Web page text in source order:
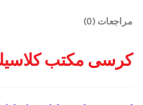
مراجعات (0)
كرسى مكتب